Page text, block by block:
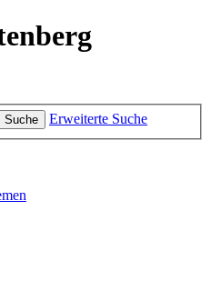
Suche Erweiterte Suche